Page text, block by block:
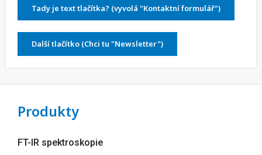
Tady je text tlačítka? (vyvolá "Kontaktní formulář")
Další tlačítko (Chci tu "Newsletter")
Produkty
FT-IR spektroskopie